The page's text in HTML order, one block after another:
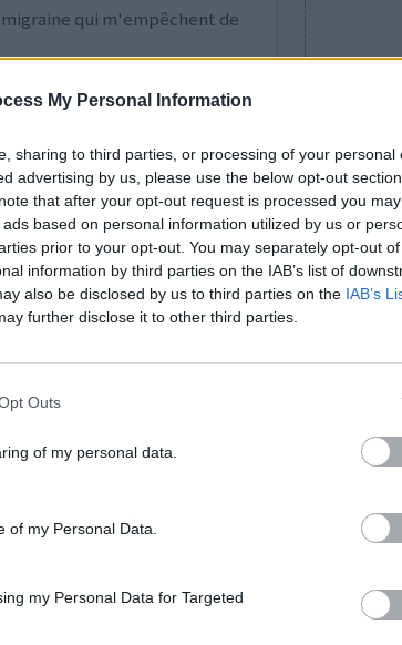
My Personal Information
sharing to third parties, or processing of your personal
advertising by us, please use the below opt-out
that after your opt-out request is processed you may
based on personal information utilized by us or
prior to your opt-out. You may separately opt-out
information by third parties on the IAB’s list of
also be disclosed by us to third parties on the IAB’s
further disclose it to other third parties.
Outs
of my personal data.
of my Personal Data.
my Personal Data for Targeted
qui m'empêchent de
0 réactions
Efficacité
effets
demande maintenant s'il
...lire la suite